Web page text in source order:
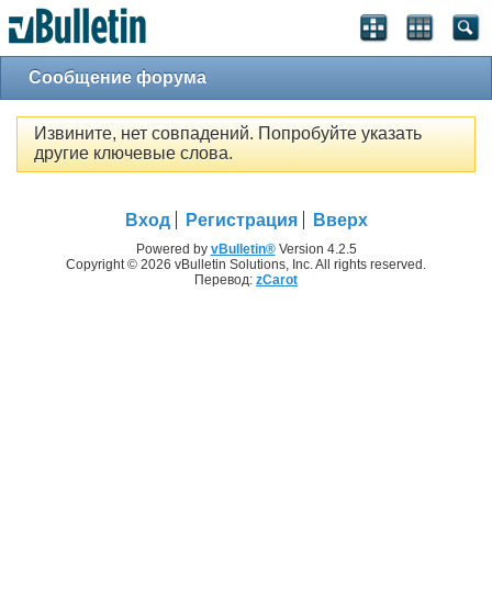
Сообщение форума
Извините, нет совпадений. Попробуйте указать
другие ключевые слова.
Вход Регистрация Вверх
Powered by vBulletin®Version 4.2.5
Copyright © 2026 vBulletin Solutions, Inc. All rights reserved.
Перевод: zCarot